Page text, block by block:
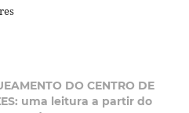
DO CENTRO DE
uma leitura a partir do